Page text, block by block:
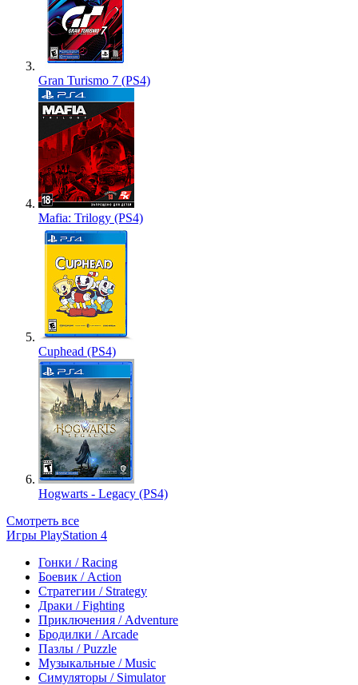
Gran Turismo 7 (PS4)
Mafia: Trilogy (PS4)
Cuphead (PS4)
Hogwarts - Legacy (PS4)
Смотреть все
Игры PlayStation 4
Гонки / Racing
Боевик / Action
Стратегии / Strategy
Драки / Fighting
Приключения / Adventure
Бродилки / Arcade
Пазлы / Puzzle
Музыкальные / Music
Симуляторы / Simulator